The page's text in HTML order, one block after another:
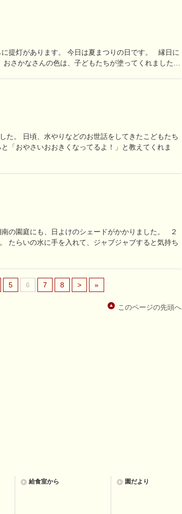
提灯があります。 今日は夏まつりの日です。 縁日に
さかなさんの色は、子どもたちが塗ってくれました…
た。 日頃、水やりなどのお世話をしてきたこどもたち
「おやさいおおきくなってるよ！」と教えてくれま
の園庭にも、日よけのシェードがかかりました。 ２
たらいの水に手を入れて、ジャブジャブすると気持ち
5 6 7 8 > »
このページの先頭へ
給食室から 園だより